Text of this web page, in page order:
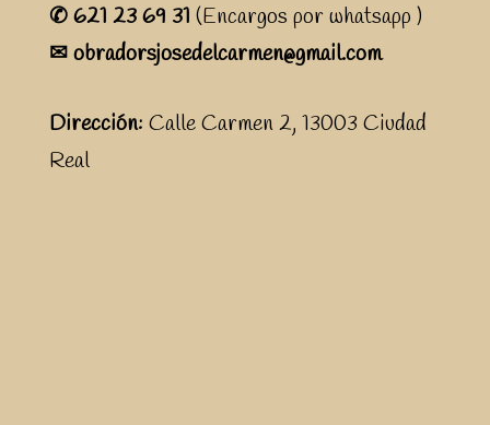
✆ 621 23 69 31 (Encargos por whatsapp )
✉ obradorsjosedelcarmen@gmail.com
Dirección: Calle Carmen 2, 13003 Ciudad
Real